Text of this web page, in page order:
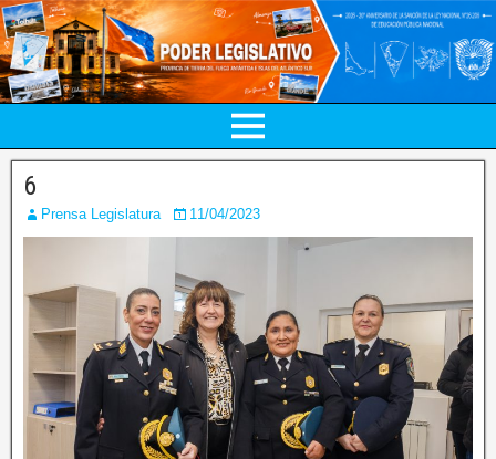
6
Prensa Legislatura 11/04/2023